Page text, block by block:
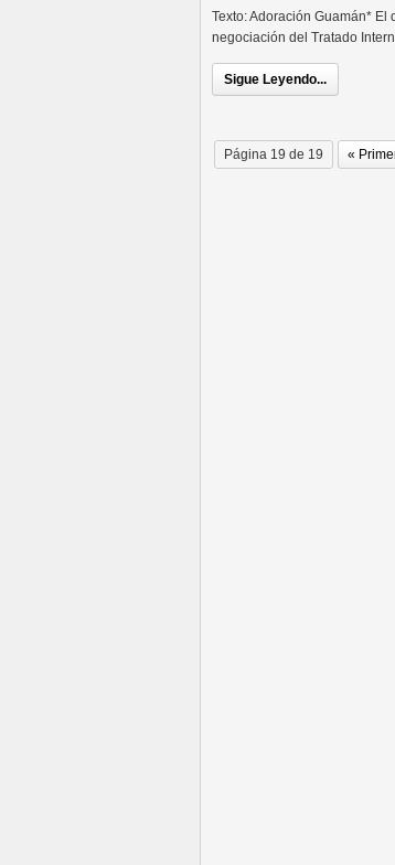
Texto: Adoración Guamán*
negociación del Tratado
Sigue Leyendo...
Página 19 de 19 «